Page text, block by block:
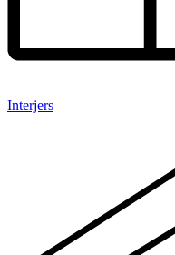
Interjers